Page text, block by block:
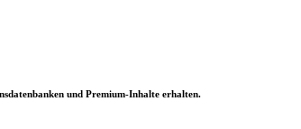
und Premium-Inhalte erhalten.